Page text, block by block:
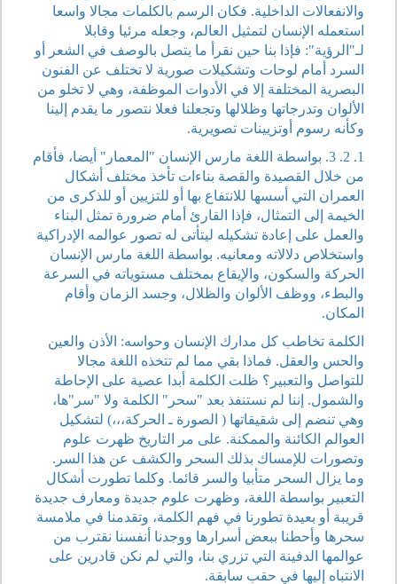
والانفعالات الداخلية. فكان الرسم بالكلمات مجالا واسعا
استعمله الإنسان لتمثيل العالم، وجعله مرئيا وقابلا
لـ"الرؤية": فإذا بنا حين نقرأ ما يتصل بالوصف في الشعر أو
السرد أمام لوحات وتشكيلات صورية لا تختلف عن الفنون
البصرية المختلفة إلا في الأدوات الموظفة، وهي لا تخلو من
الألوان وتدرجاتها وظلالها وتجعلنا فعلا نتصور ما يقدم إلينا
وكأنه رسوم أوتزيينات تصويرية.
1. 2. 3. بواسطة اللغة مارس الإنسان "المعمار" أيضا، فأقام
من خلال القصيدة والقصة بناءات تأخذ مختلف أشكال
العمران التي أسسها للانتفاع بها أو للتزيين أو للذكرى من
الخيمة إلى التمثال، فإذا القارئ أمام ضرورة تمثل البناء
والعمل على إعادة تشكيله ليتأتى له تصور عوالمه الإدراكية
واستخلاص دلالاته ومعانيه. بواسطة اللغة مارس الإنسان
الحركة والسكون، والإيقاع بمختلف مستوياته في السرعة
والبطء، ووظف الألوان والظلال، وجسد الزمان وأقام
المكان.
الكلمة تخاطب كل مدارك الإنسان وحواسه: الأذن والعين
والحس والعقل. فماذا بقي مما لم تتخذه اللغة مجالا
للتواصل والتعبير؟ ظلت الكلمة أبدا عصية على الإحاطة
والشمول. إننا لم نستنفذ بعد "سحر" الكلمة ولا "سر"ها،
وهي تنضم إلى شقيقاتها ( الصورة ـ الحركة،،،) لتشكيل
العوالم الكائنة والممكنة. على مر التاريخ ظهرت علوم
وتصورات للإمساك بذلك السحر والكشف عن هذا السر.
وما يزال السحر متأبيا والسر قائما. وكلما تطورت أشكال
التعبير بواسطة اللغة، وظهرت علوم جديدة ومعارف جديدة
قريبة أو بعيدة تطورنا في فهم الكلمة، وتقدمنا في ملامسة
سحرها وأحطنا ببعض أسرارها ووجدنا أنفسنا نقترب من
عوالمها الدفينة التي تزري بنا، والتي لم نكن قادرين على
الانتباه إليها في حقب سابقة.